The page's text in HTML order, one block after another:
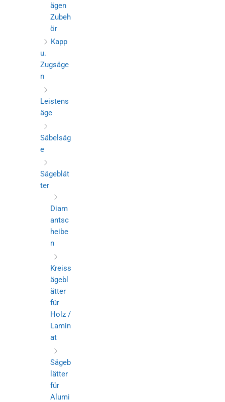
ägen
Zubeh
ör
Kapp
u.
Zugsäge
n
Leistens
äge
Säbelsäg
e
Sägeblät
ter
Diam
antsc
heibe
n
Kreiss
ägebl
ätter
für
Holz /
Lamin
at
Sägeb
lätter
für
Alumi